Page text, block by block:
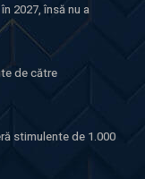
2027, însă nu a
de către
stimulente de 1.000